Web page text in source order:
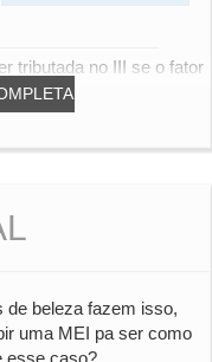
tributada no III se o fator
de beleza fazem isso,
uma MEI pa ser como